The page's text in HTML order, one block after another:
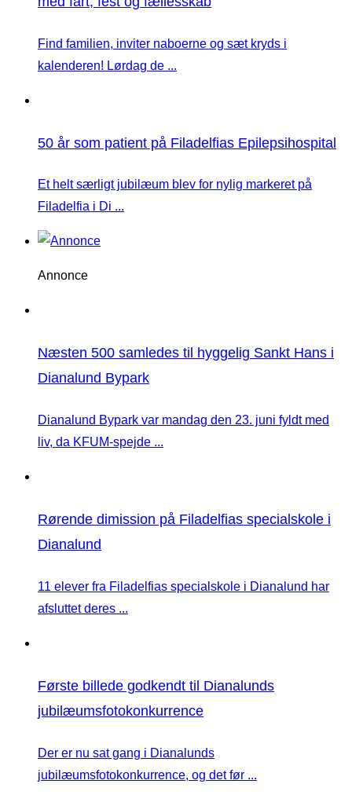
Find familien, inviter naboerne og sæt kryds i
kalenderen! Lørdag de ...
50 år som patient på Filadelfias Epilepsihospital
Et helt særligt jubilæum blev for nylig markeret på
Filadelfia i Di ...
Annonce
Næsten 500 samledes til hyggelig Sankt Hans i
Dianalund Bypark
Dianalund Bypark var mandag den 23. juni fyldt med
liv, da KFUM-spejde ...
Rørende dimission på Filadelfias specialskole i
Dianalund
11 elever fra Filadelfias specialskole i Dianalund har
afsluttet deres ...
Første billede godkendt til Dianalunds
jubilæumsfotokonkurrence
Der er nu sat gang i Dianalunds
jubilæumsfotokonkurrence, og det før ...